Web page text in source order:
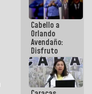
Cabello a
Orlando
Avendaño:
Disfruto
cada vez
que escribes
porque lo
que haces